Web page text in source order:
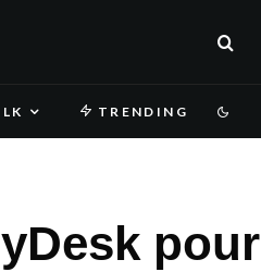
TRENDING
pour